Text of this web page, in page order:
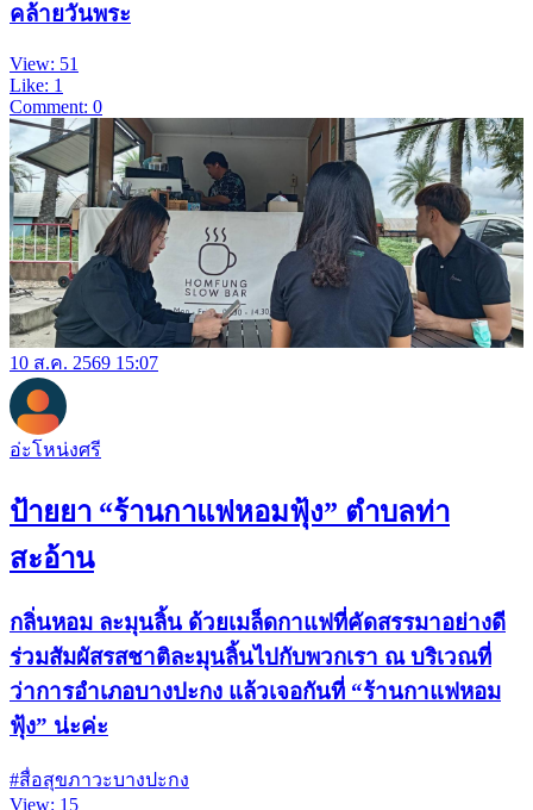
คล้ายวันพระ
View: 51
Like: 1
Comment: 0
10 ส.ค. 2569 15:07
อ่ะโหน่งศรี
ป้ายยา “ร้านกาแฟหอมฟุ้ง” ตำบลท่า
สะอ้าน
กลิ่นหอม ละมุนลิ้น ด้วยเมล็ดกาแฟที่คัดสรรมาอย่างดี
ร่วมสัมผัสรสชาติละมุนลิ้นไปกับพวกเรา ณ บริเวณที่
ว่าการอำเภอบางปะกง แล้วเจอกันที่ “ร้านกาแฟหอม
ฟุ้ง” น่ะค่ะ
#สื่อสุขภาวะบางปะกง
View: 15